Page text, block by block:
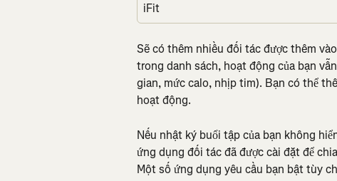
iFit
Sẽ có thêm nhiều đối tác được thêm
trong danh sách, hoạt động của bạn
gian, mức calo, nhịp tim). Bạn có thể
hoạt động.
Nếu nhật ký buổi tập của bạn không
ứng dụng đối tác đã được cài đặt để
Một số ứng dụng yêu cầu bạn bật tùy